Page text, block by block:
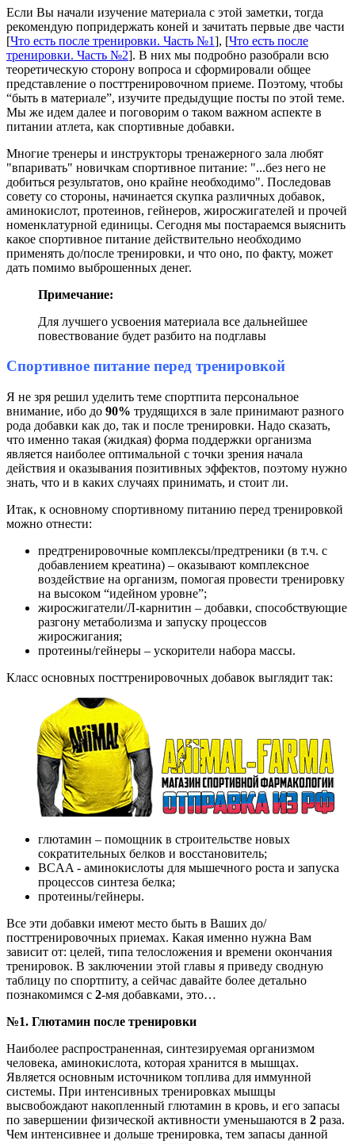
Если Вы начали изучение материала с этой заметки, тогда
рекомендую попридержать коней и зачитать первые две части
[Что есть после тренировки. Часть №1], [Что есть после
тренировки. Часть №2]. В них мы подробно разобрали всю
теоретическую сторону вопроса и сформировали общее
представление о посттренировочном приеме. Поэтому, чтобы
“быть в материале”, изучите предыдущие посты по этой теме.
Мы же идем далее и поговорим о таком важном аспекте в
питании атлета, как спортивные добавки.
Многие тренеры и инструкторы тренажерного зала любят
"впаривать" новичкам спортивное питание: "...без него не
добиться результатов, оно крайне необходимо". Последовав
совету со стороны, начинается скупка различных добавок,
аминокислот, протеинов, гейнеров, жиросжигателей и прочей
номенклатурной единицы. Сегодня мы постараемся выяснить
какое спортивное питание действительно необходимо
применять до/после тренировки, и что оно, по факту, может
дать помимо выброшенных денег.
Примечание:
Для лучшего усвоения материала все дальнейшее
повествование будет разбито на подглавы
Спортивное питание перед тренировкой
Я не зря решил уделить теме спортпита персональное
внимание, ибо до 90% трудящихся в зале принимают разного
рода добавки как до, так и после тренировки. Надо сказать,
что именно такая (жидкая) форма поддержки организма
является наиболее оптимальной с точки зрения начала
действия и оказывания позитивных эффектов, поэтому нужно
знать, что и в каких случаях принимать, и стоит ли.
Итак, к основному спортивному питанию перед тренировкой
можно отнести:
предтренировочные комплексы/предтреники (в т.ч. с
добавлением креатина) – оказывают комплексное
воздействие на организм, помогая провести тренировку
на высоком “идейном уровне”;
жиросжигатели/Л-карнитин – добавки, способствующие
разгону метаболизма и запуску процессов
жиросжигания;
протеины/гейнеры – ускорители набора массы.
Класс основных посттренировочных добавок выглядит так:
глютамин – помощник в строительстве новых
сократительных белков и восстановитель;
BCAA - аминокислоты для мышечного роста и запуска
процессов синтеза белка;
протеины/гейнеры.
Все эти добавки имеют место быть в Ваших до/
посттренировочных приемах. Какая именно нужна Вам
зависит от: целей, типа телосложения и времени окончания
тренировок. В заключении этой главы я приведу сводную
таблицу по спортпиту, а сейчас давайте более детально
познакомимся с 2-мя добавками, это…
№1. Глютамин после тренировки
Наиболее распространенная, синтезируемая организмом
человека, аминокислота, которая хранится в мышцах.
Является основным источником топлива для иммунной
системы. При интенсивных тренировках мышцы
высвобождают накопленный глютамин в кровь, и его запасы
по завершении физической активности уменьшаются в 2 раза.
Чем интенсивнее и дольше тренировка, тем запасы данной